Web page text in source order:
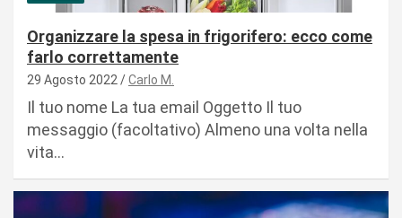
Organizzare la spesa in frigorifero: ecco come
farlo correttamente
29 Agosto 2022 Carlo M.
Il tuo nome La tua email Oggetto Il tuo
messaggio (facoltativo) Almeno una volta nella
vita…